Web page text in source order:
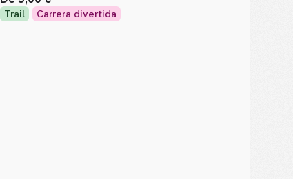
Trail Carrera divertida